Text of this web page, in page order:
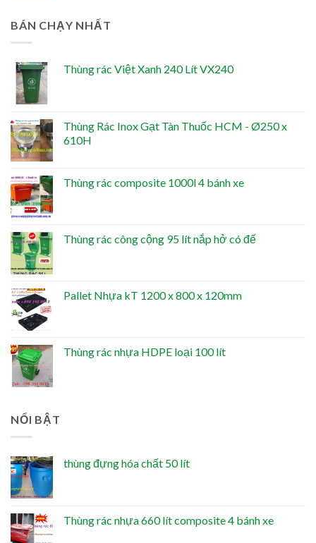
BÁN CHẠY NHẤT
Thùng rác Việt Xanh 240 Lít VX240
Thùng Rác Inox Gạt Tàn Thuốc HCM - Ø250 x
610H
Thùng rác composite 1000l 4 bánh xe
Thùng rác công cộng 95 lít nắp hở có đế
Pallet Nhựa kT 1200 x 800 x 120mm
Thùng rác nhựa HDPE loại 100 lít
NỔI BẬT
thùng đựng hóa chất 50 lít
Thùng rác nhựa 660 lít composite 4 bánh xe